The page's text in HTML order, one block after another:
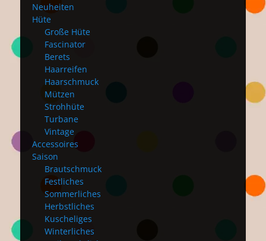
Neuheiten
Hüte
Große Hüte
Fascinator
Berets
Haarreifen
Haarschmuck
Mützen
Strohhüte
Turbane
Vintage
Accessoires
Saison
Brautschmuck
Festliches
Sommerliches
Herbstliches
Kuscheliges
Winterliches